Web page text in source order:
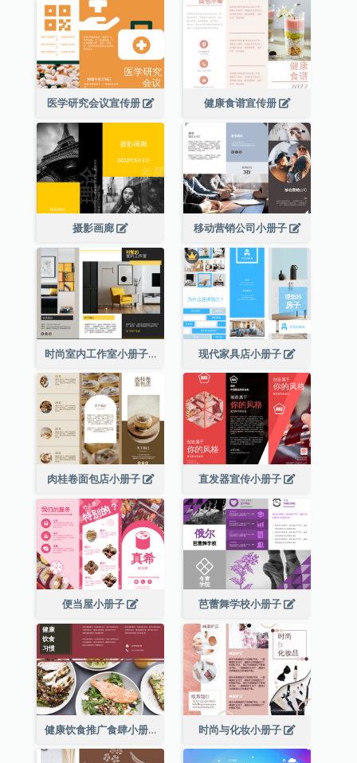
医学研究会议宣传册 健康食谱宣传册
摄影画廊 移动营销公司小册子
时尚室内工作室小册子 现代家具店小册子
肉桂卷面包店小册子 直发器宣传小册子
便当屋小册子 芭蕾舞学校小册子
健康饮食推广食肆小册子 时尚与化妆小册子